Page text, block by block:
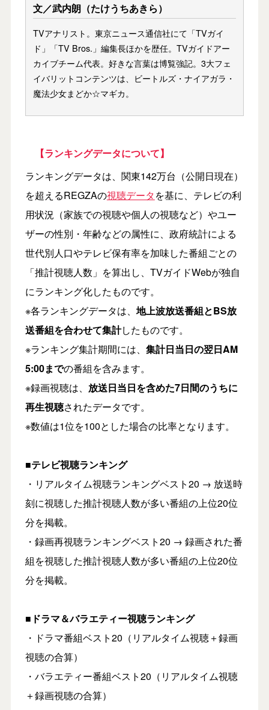
文／武内朗（たけうちあきら）
TVアナリスト。東京ニュース通信社にて「TVガイ
ド」「TV Bros.」編集長ほかを歴任。TVガイドアー
カイブチーム代表。好きな言葉は博覧強記。3大フェ
イバリットコンテンツは、ビートルズ・ナイアガラ・
魔法少女まどか☆マギカ。
【ランキングデータについて】
ランキングデータは、関東142万台（公開日現在）
を超えるREGZAの視聴データを基に、テレビの利
用状況（家族での視聴や個人の視聴など）やユー
ザーの性別・年齢などの属性に、政府統計による
世代別人口やテレビ保有率を加味した番組ごとの
「推計視聴人数」を算出し、TVガイドWebが独自
にランキング化したものです。
※各ランキングデータは、 地上波放送番組とBS放
送番組を合わせて集計したものです。
※ランキング集計期間には、 集計日当日の翌日AM
5:00までの番組を含みます。
※録画視聴は、 放送日当日を含めた7日間のうちに
再生視聴されたデータです。
※数値は1位を100とした場合の比率となります。
■テレビ視聴ランキング
・リアルタイム視聴ランキングベスト20 → 放送時
刻に視聴した推計視聴人数が多い番組の上位20位
分を掲載。
・録画再視聴ランキングベスト20 → 録画された番
組を視聴した推計視聴人数が多い番組の上位20位
分を掲載。
■ドラマ＆バラエティー視聴ランキング
・ドラマ番組ベスト20（リアルタイム視聴＋録画
視聴の合算）
・バラエティー番組ベスト20（リアルタイム視聴
＋録画視聴の合算）